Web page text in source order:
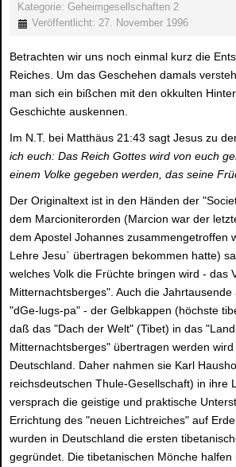
Kategorie: Geheimgesellschaften 2
Veröffentlicht: 27. November 1996
Betrachten wir uns noch einmal kurz die
Reiches. Um das Geschehen damals
man sich ein bißchen mit den okkulten
Geschichte auskennen.
Im N.T. bei Matthäus 21:43 sagt Jesus zu
ich euch: Das Reich Gottes wird von euch
einem Volke gegeben werden, das seine
Der Originaltext ist in den Händen der
dem Marcioniterorden (Marcion war der
dem Apostel Johannes zusammengetroffen
Lehre Jesu` übertragen bekommen hatte)
welches Volk die Früchte bringen wird - das
Mitternachtsberges". Auch die
"dGe-lugs-pa" - der Gelbkappen (höchste
daß das "Dach der Welt" (Tibet) in das
Mitternachtsberges" übertragen werden wird
Deutschland. Daher nahmen sie Karl
reichsdeutschen Thule-Gesellschaft) in ihre
versprach die geistige und praktische
Errichtung des "neuen Lichtreiches" auf
wurden in Deutschland die ersten
gegründet. Die tibetanischen Mönche halfen